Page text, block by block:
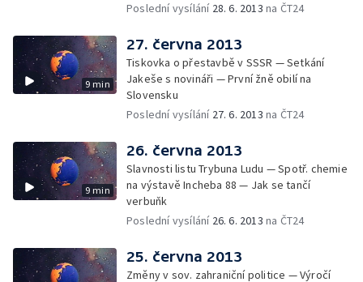
Poslední vysílání 28. 6. 2013 na ČT24
9 min
27. června 2013
Tiskovka o přestavbě v SSSR — Setkání
Jakeše s novináři — První žně obilí na
Slovensku
Poslední vysílání 27. 6. 2013 na ČT24
9 min
26. června 2013
Slavnosti listu Trybuna Ludu — Spotř. chemie
na výstavě Incheba 88 — Jak se tančí
verbuňk
Poslední vysílání 26. 6. 2013 na ČT24
25. června 2013
Změny v sov. zahraniční politice — Výročí